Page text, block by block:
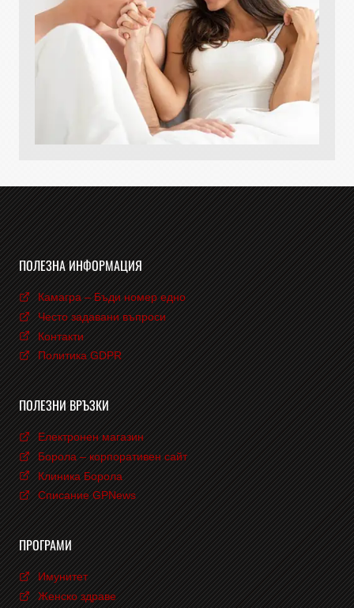
ПОЛЕЗНА ИНФОРМАЦИЯ
Камагра – Бъди номер едно
Често задавани въпроси
Контакти
Политика GDPR
ПОЛЕЗНИ ВРЪЗКИ
Електронен магазин
Борола – корпоративен сайт
Клиника Борола
Списание GPNews
ПРОГРАМИ
Имунитет
Женско здраве